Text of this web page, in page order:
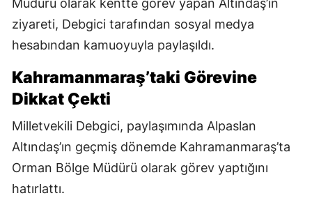
ziyareti, Debgici tarafından sosyal medya
hesabından kamuoyuyla paylaşıldı.
Kahramanmaraş’taki Görevine
Dikkat Çekti
Milletvekili Debgici, paylaşımında Alpaslan
Altındaş’ın geçmiş dönemde Kahramanmaraş’ta
Orman Bölge Müdürü olarak görev yaptığını
hatırlattı.